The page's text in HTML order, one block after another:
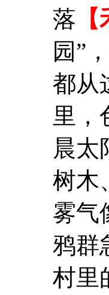
落
园”
都从
里，
晨太
树木
雾气
鸦群
村里